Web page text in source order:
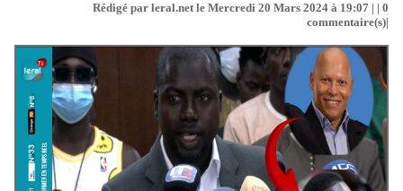
Rédigé par leral.net le Mercredi 20 Mars 2024 à 19:07 | | 0
commentaire(s)|